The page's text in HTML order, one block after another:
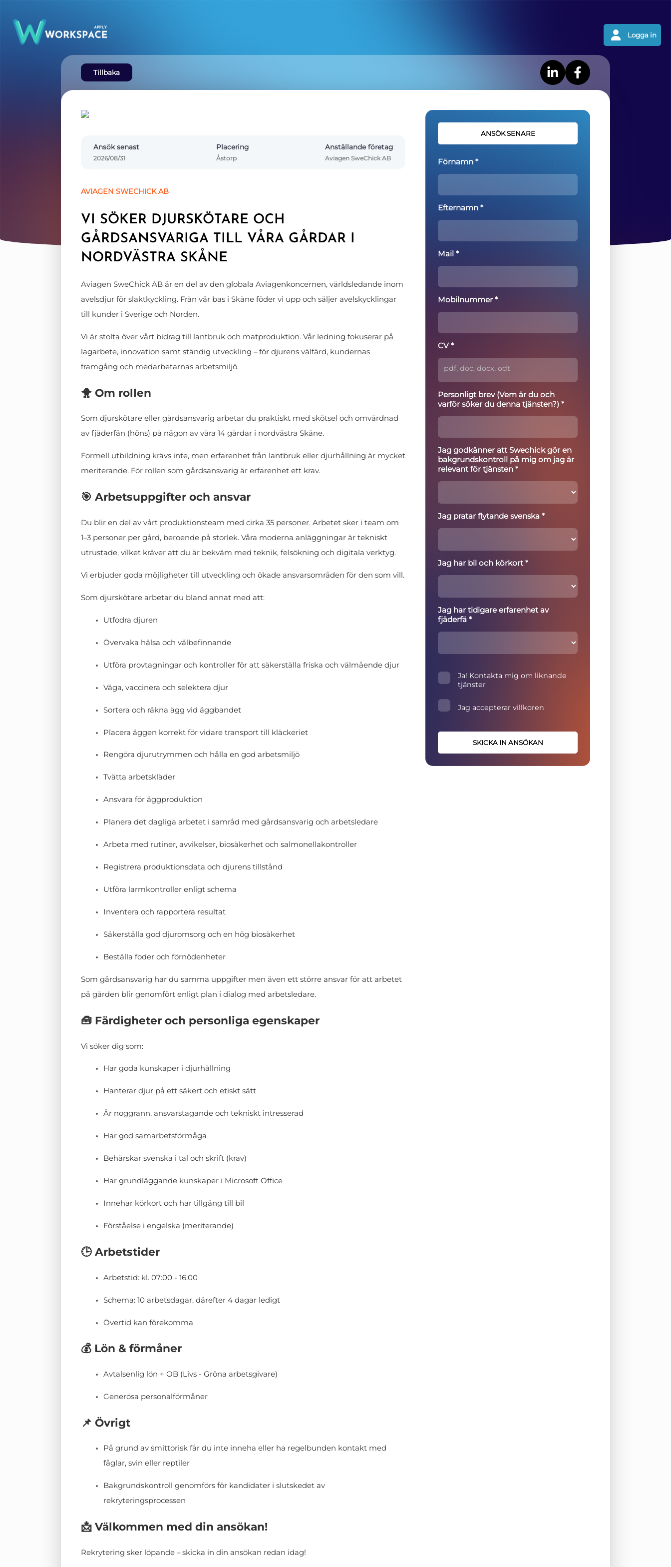
Logga in
Tillbaka
Ansök senast
2026/08/31
Placering
Åstorp
Anställande företag
Aviagen SweChick AB
AVIAGEN SWECHICK AB
VI SÖKER DJURSKÖTARE OCH
GÅRDSANSVARIGA TILL VÅRA GÅRDAR I
NORDVÄSTRA SKÅNE
Aviagen SweChick AB är en del av den globala Aviagenkoncernen, världsledande inom
avelsdjur för slaktkyckling. Från vår bas i Skåne föder vi upp och säljer avelskycklingar
till kunder i Sverige och Norden.
Vi är stolta över vårt bidrag till lantbruk och matproduktion. Vår ledning fokuserar på
lagarbete, innovation samt ständig utveckling – för djurens välfärd, kundernas
framgång och medarbetarnas arbetsmiljö.
🐥 Om rollen
Som djurskötare eller gårdsansvarig arbetar du praktiskt med skötsel och omvårdnad
av fjäderfän (höns) på någon av våra 14 gårdar i nordvästra Skåne.
Formell utbildning krävs inte, men erfarenhet från lantbruk eller djurhållning är mycket
meriterande. För rollen som gårdsansvarig är erfarenhet ett krav.
🎯 Arbetsuppgifter och ansvar
Du blir en del av vårt produktionsteam med cirka 35 personer. Arbetet sker i team om
1–3 personer per gård, beroende på storlek. Våra moderna anläggningar är tekniskt
utrustade, vilket kräver att du är bekväm med teknik, felsökning och digitala verktyg.
Vi erbjuder goda möjligheter till utveckling och ökade ansvarsområden för den som vill.
Som djurskötare arbetar du bland annat med att:
Utfodra djuren
Övervaka hälsa och välbefinnande
Utföra provtagningar och kontroller för att säkerställa friska och välmående djur
Väga, vaccinera och selektera djur
Sortera och räkna ägg vid äggbandet
Placera äggen korrekt för vidare transport till kläckeriet
Rengöra djurutrymmen och hålla en god arbetsmiljö
Tvätta arbetskläder
Ansvara för äggproduktion
Planera det dagliga arbetet i samråd med gårdsansvarig och arbetsledare
Arbeta med rutiner, avvikelser, biosäkerhet och salmonellakontroller
Registrera produktionsdata och djurens tillstånd
Utföra larmkontroller enligt schema
Inventera och rapportera resultat
Säkerställa god djuromsorg och en hög biosäkerhet
Beställa foder och förnödenheter
Som gårdsansvarig har du samma uppgifter men även ett större ansvar för att arbetet
på gården blir genomfört enligt plan i dialog med arbetsledare.
🧰 Färdigheter och personliga egenskaper
Vi söker dig som:
Har goda kunskaper i djurhållning
Hanterar djur på ett säkert och etiskt sätt
Är noggrann, ansvarstagande och tekniskt intresserad
Har god samarbetsförmåga
Behärskar svenska i tal och skrift (krav)
Har grundläggande kunskaper i Microsoft Office
Innehar körkort och har tillgång till bil
Förståelse i engelska (meriterande)
🕒 Arbetstider
Arbetstid: kl. 07:00 - 16:00
Schema: 10 arbetsdagar, därefter 4 dagar ledigt
Övertid kan förekomma
💰 Lön & förmåner
Avtalsenlig lön + OB (Livs - Gröna arbetsgivare)
Generösa personalförmåner
📌 Övrigt
På grund av smittorisk får du inte inneha eller ha regelbunden kontakt med
fåglar, svin eller reptiler
Bakgrundskontroll genomförs för kandidater i slutskedet av
rekryteringsprocessen
📩 Välkommen med din ansökan!
Rekrytering sker löpande – skicka in din ansökan redan idag!
ANSÖK SENARE
Förnamn *
Efternamn *
Mail *
Mobilnummer *
CV *
pdf, doc, docx, odt
Personligt brev (Vem är du och
varför söker du denna tjänsten?) *
Jag godkänner att Swechick gör en
bakgrundskontroll på mig om jag är
relevant för tjänsten *
Jag pratar flytande svenska *
Jag har bil och körkort *
Jag har tidigare erfarenhet av
fjäderfä *
Ja! Kontakta mig om liknande
tjänster
Jag accepterar villkoren
SKICKA IN ANSÖKAN